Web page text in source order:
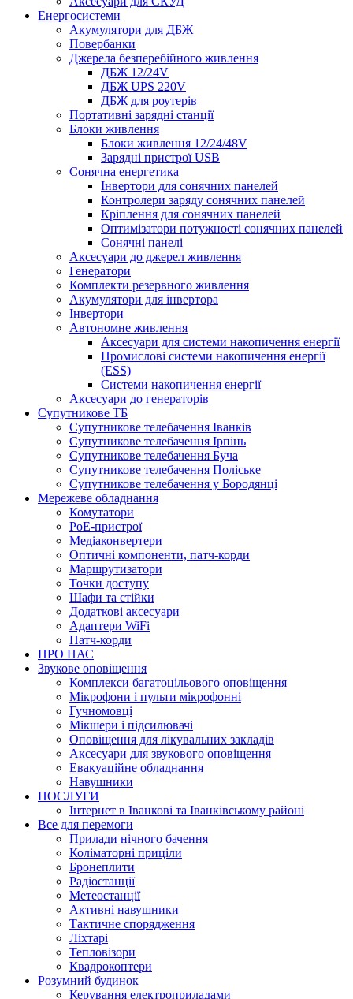
Енергосистеми
Акумулятори для ДБЖ
Повербанки
Джерела безперебійного живлення
ДБЖ 12/24V
ДБЖ UPS 220V
ДБЖ для роутерів
Портативні зарядні станції
Блоки живлення
Блоки живлення 12/24/48V
Зарядні пристрої USB
Сонячна енергетика
Інвертори для сонячних панелей
Контролери заряду сонячних панелей
Кріплення для сонячних панелей
Оптимізатори потужності сонячних панелей
Сонячні панелі
Аксесуари до джерел живлення
Генератори
Комплекти резервного живлення
Акумулятори для інвертора
Інвертори
Автономне живлення
Аксесуари для системи накопичення енергії
Промислові системи накопичення енергії
(ESS)
Системи накопичення енергії
Аксесуари до генераторів
Супутникове ТБ
Супутникове телебачення Іванків
Супутникове телебачення Ірпінь
Супутникове телебачення Буча
Супутникове телебачення Поліське
Супутникове телебачення у Бородянці
Мережеве обладнання
Комутатори
PoE-пристрої
Медіаконвертери
Оптичні компоненти, патч-корди
Маршрутизатори
Точки доступу
Шафи та стійки
Додаткові аксесуари
Адаптери WiFi
Патч-корди
ПРО НАС
Звукове оповіщення
Комплекси багатоцільового оповіщення
Мікрофони і пульти мікрофонні
Гучномовці
Мікшери і підсилювачі
Оповіщення для лікувальних закладів
Аксесуари для звукового оповіщення
Евакуаційне обладнання
Навушники
ПОСЛУГИ
Інтернет в Іванкові та Іванківському районі
Все для перемоги
Прилади нічного бачення
Коліматорні приціли
Бронеплити
Радіостанції
Метеостанції
Активні навушники
Тактичне спорядження
Ліхтарі
Тепловізори
Квадрокоптери
Розумний будинок
Керування електроприладами